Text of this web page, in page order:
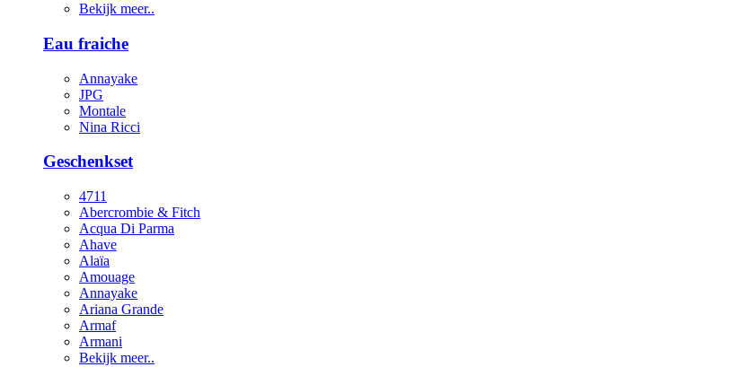
Bekijk meer..
Eau fraiche
Annayake
JPG
Montale
Nina Ricci
Geschenkset
4711
Abercrombie & Fitch
Acqua Di Parma
Ahave
Alaïa
Amouage
Annayake
Ariana Grande
Armaf
Armani
Bekijk meer..